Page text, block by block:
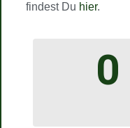
findest Du hier.
0